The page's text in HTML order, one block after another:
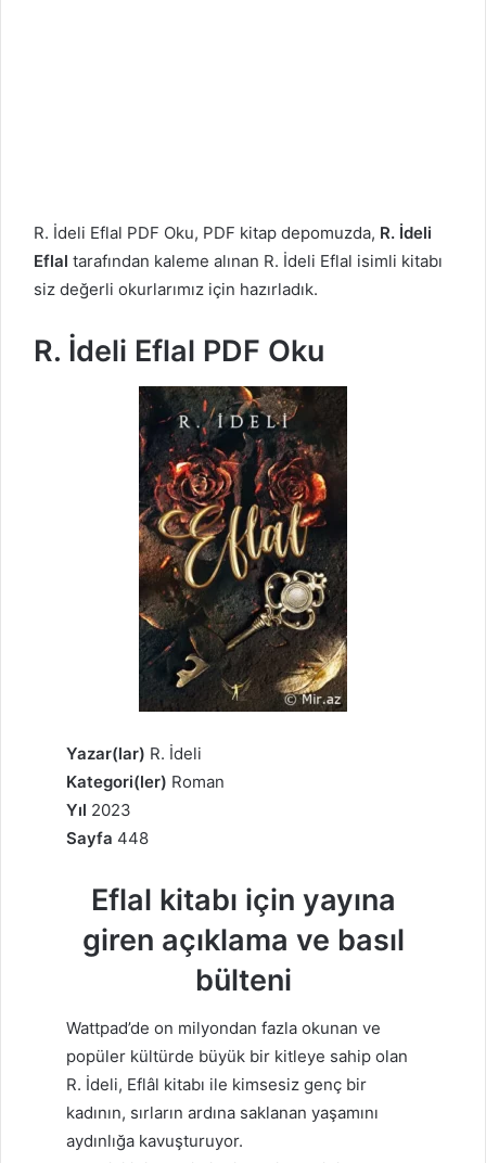
R. İdeli Eflal PDF Oku, PDF kitap depomuzda, R. İdeli
Eflal tarafından kaleme alınan R. İdeli Eflal isimli kitabı
siz değerli okurlarımız için hazırladık.
R. İdeli Eflal PDF Oku
Yazar(lar) R. İdeli
Kategori(ler) Roman
Yıl 2023
Sayfa 448
Eflal kitabı için yayına
giren açıklama ve basıl
bülteni
Wattpad’de on milyondan fazla okunan ve
popüler kültürde büyük bir kitleye sahip olan
R. İdeli, Eflâl kitabı ile kimsesiz genç bir
kadının, sırların ardına saklanan yaşamını
aydınlığa kavuşturuyor.